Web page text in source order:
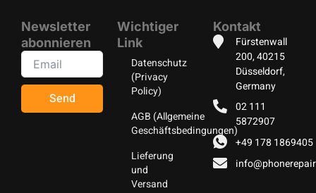
Kontakt
Fürstenwall
200, 40215
Düsseldorf,
Germany
02 111
5872907
+49 178 1869405
Wichtiger
Link
Datenschutz
(Privacy
Policy)
AGB (Allgemeine
Geschäftsbedingungen)
Lieferung
und
Versand
Newsletter
abonnieren
Send